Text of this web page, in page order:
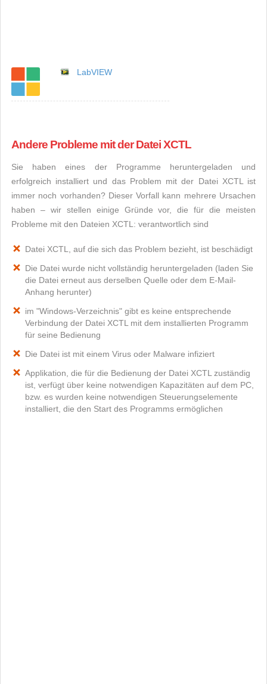
LabVIEW
Andere Probleme mit der Datei XCTL
Sie haben eines der Programme heruntergeladen und
erfolgreich installiert und das Problem mit der Datei XCTL ist
immer noch vorhanden? Dieser Vorfall kann mehrere Ursachen
haben – wir stellen einige Gründe vor, die für die meisten
Probleme mit den Dateien XCTL: verantwortlich sind
Datei XCTL, auf die sich das Problem bezieht, ist beschädigt
Die Datei wurde nicht vollständig heruntergeladen (laden Sie
die Datei erneut aus derselben Quelle oder dem E-Mail-
Anhang herunter)
im "Windows-Verzeichnis" gibt es keine entsprechende
Verbindung der Datei XCTL mit dem installierten Programm
für seine Bedienung
Die Datei ist mit einem Virus oder Malware infiziert
Applikation, die für die Bedienung der Datei XCTL zuständig
ist, verfügt über keine notwendigen Kapazitäten auf dem PC,
bzw. es wurden keine notwendigen Steuerungselemente
installiert, die den Start des Programms ermöglichen